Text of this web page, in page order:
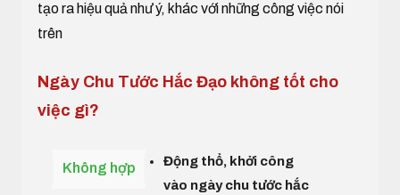
tạo ra hiệu quả như ý, khác với những công việc nói
trên
Ngày Chu Tước Hắc Đạo không tốt cho
việc gì?
Không hợp
Động thổ, khởi công
vào ngày chu tước hắc